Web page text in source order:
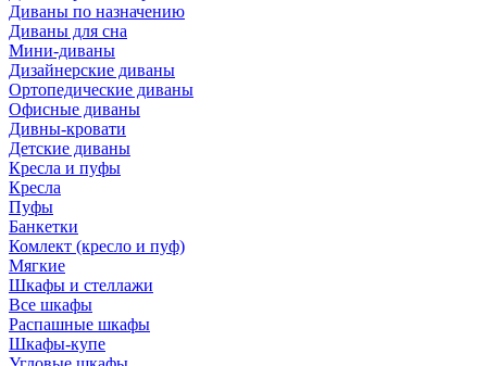
Диваны по назначению
Диваны для сна
Мини-диваны
Дизайнерские диваны
Ортопедические диваны
Офисные диваны
Дивны-кровати
Детские диваны
Кресла и пуфы
Кресла
Пуфы
Банкетки
Комлект (кресло и пуф)
Мягкие
Шкафы и стеллажи
Все шкафы
Распашные шкафы
Шкафы-купе